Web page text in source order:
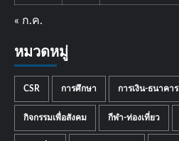
« ก.ค.
หมวดหมู่
CSR การศึกษา การเงิน-ธนาคาร
กิจกรรมเพื่อสังคม กีฬา-ท่องเที่ยว